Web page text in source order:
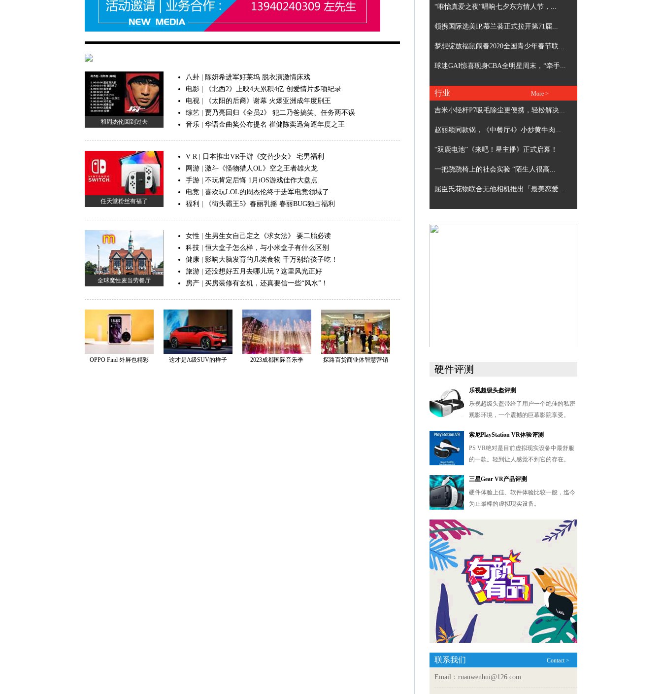
“唯怡真爱之夜”唱响七夕东方情人节，...
领携国际选美IP,慕兰荟正式拉开第71届...
梦想绽放福鼠闹春2020全国青少年春节联...
球迷GAI惊喜现身CBA全明星周末，“牵手...
行业 More >
吉米小轻杆P7吸毛除尘更便携，轻松解决...
赵丽颖同款锅，《中餐厅4》小炒黄牛肉...
“双鹿电池”《来吧！星主播》正式启幕！
一把跷跷椅上的社会实验 “陌生人很高...
屈臣氏花物联合无他相机推出「最美恋爱...